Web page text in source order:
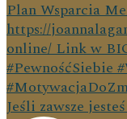
Jeśli zawsze